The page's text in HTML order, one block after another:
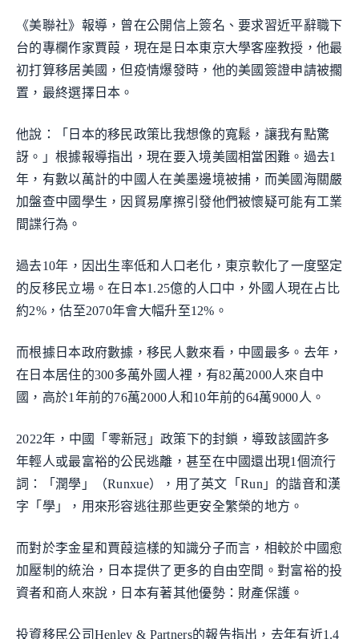
《美聯社》報導，曾在公開信上簽名、要求習近平辭職下
台的專欄作家賈葭，現在是日本東京大學客座教授，他最
初打算移居美國，但疫情爆發時，他的美國簽證申請被擱
置，最終選擇日本。
他說：「日本的移民政策比我想像的寬鬆，讓我有點驚
訝。」根據報導指出，現在要入境美國相當困難。過去1
年，有數以萬計的中國人在美墨邊境被捕，而美國海關嚴
加盤查中國學生，因貿易摩擦引發他們被懷疑可能有工業
間諜行為。
過去10年，因出生率低和人口老化，東京軟化了一度堅定
的反移民立場。在日本1.25億的人口中，外國人現在占比
約2%，估至2070年會大幅升至12%。
而根據日本政府數據，移民人數來看，中國最多。去年，
在日本居住的300多萬外國人裡，有82萬2000人來自中
國，高於1年前的76萬2000人和10年前的64萬9000人。
2022年，中國「零新冠」政策下的封鎖，導致該國許多
年輕人或最富裕的公民逃離，甚至在中國還出現1個流行
詞：「潤學」（Runxue），用了英文「Run」的諧音和漢
字「學」，用來形容逃往那些更安全繁榮的地方。
而對於李金星和賈葭這樣的知識分子而言，相較於中國愈
加壓制的統治，日本提供了更多的自由空間。對富裕的投
資者和商人來說，日本有著其他優勢：財產保護。
投資移民公司Henley & Partners的報告指出，去年有近1.4